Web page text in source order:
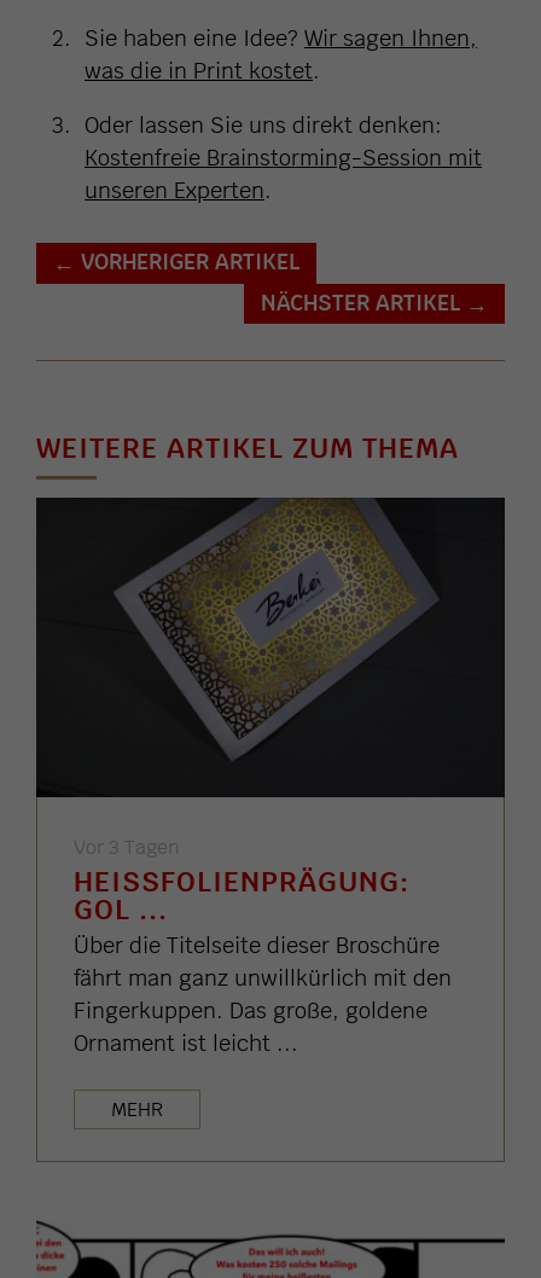
Sie haben eine Idee? Wir sagen Ihnen,
was die in Print kostet.
Oder lassen Sie uns direkt denken:
Kostenfreie Brainstorming-Session mit
unseren Experten.
← VORHERIGER ARTIKEL
NÄCHSTER ARTIKEL →
WEITERE ARTIKEL ZUM THEMA
Vor 3 Tagen
HEISSFOLIENPRÄGUNG: G
OL ...
Über die Titelseite dieser Broschüre
fährt man ganz unwillkürlich mit den
Fingerkuppen. Das große, goldene
Ornament ist leicht ...
MEHR